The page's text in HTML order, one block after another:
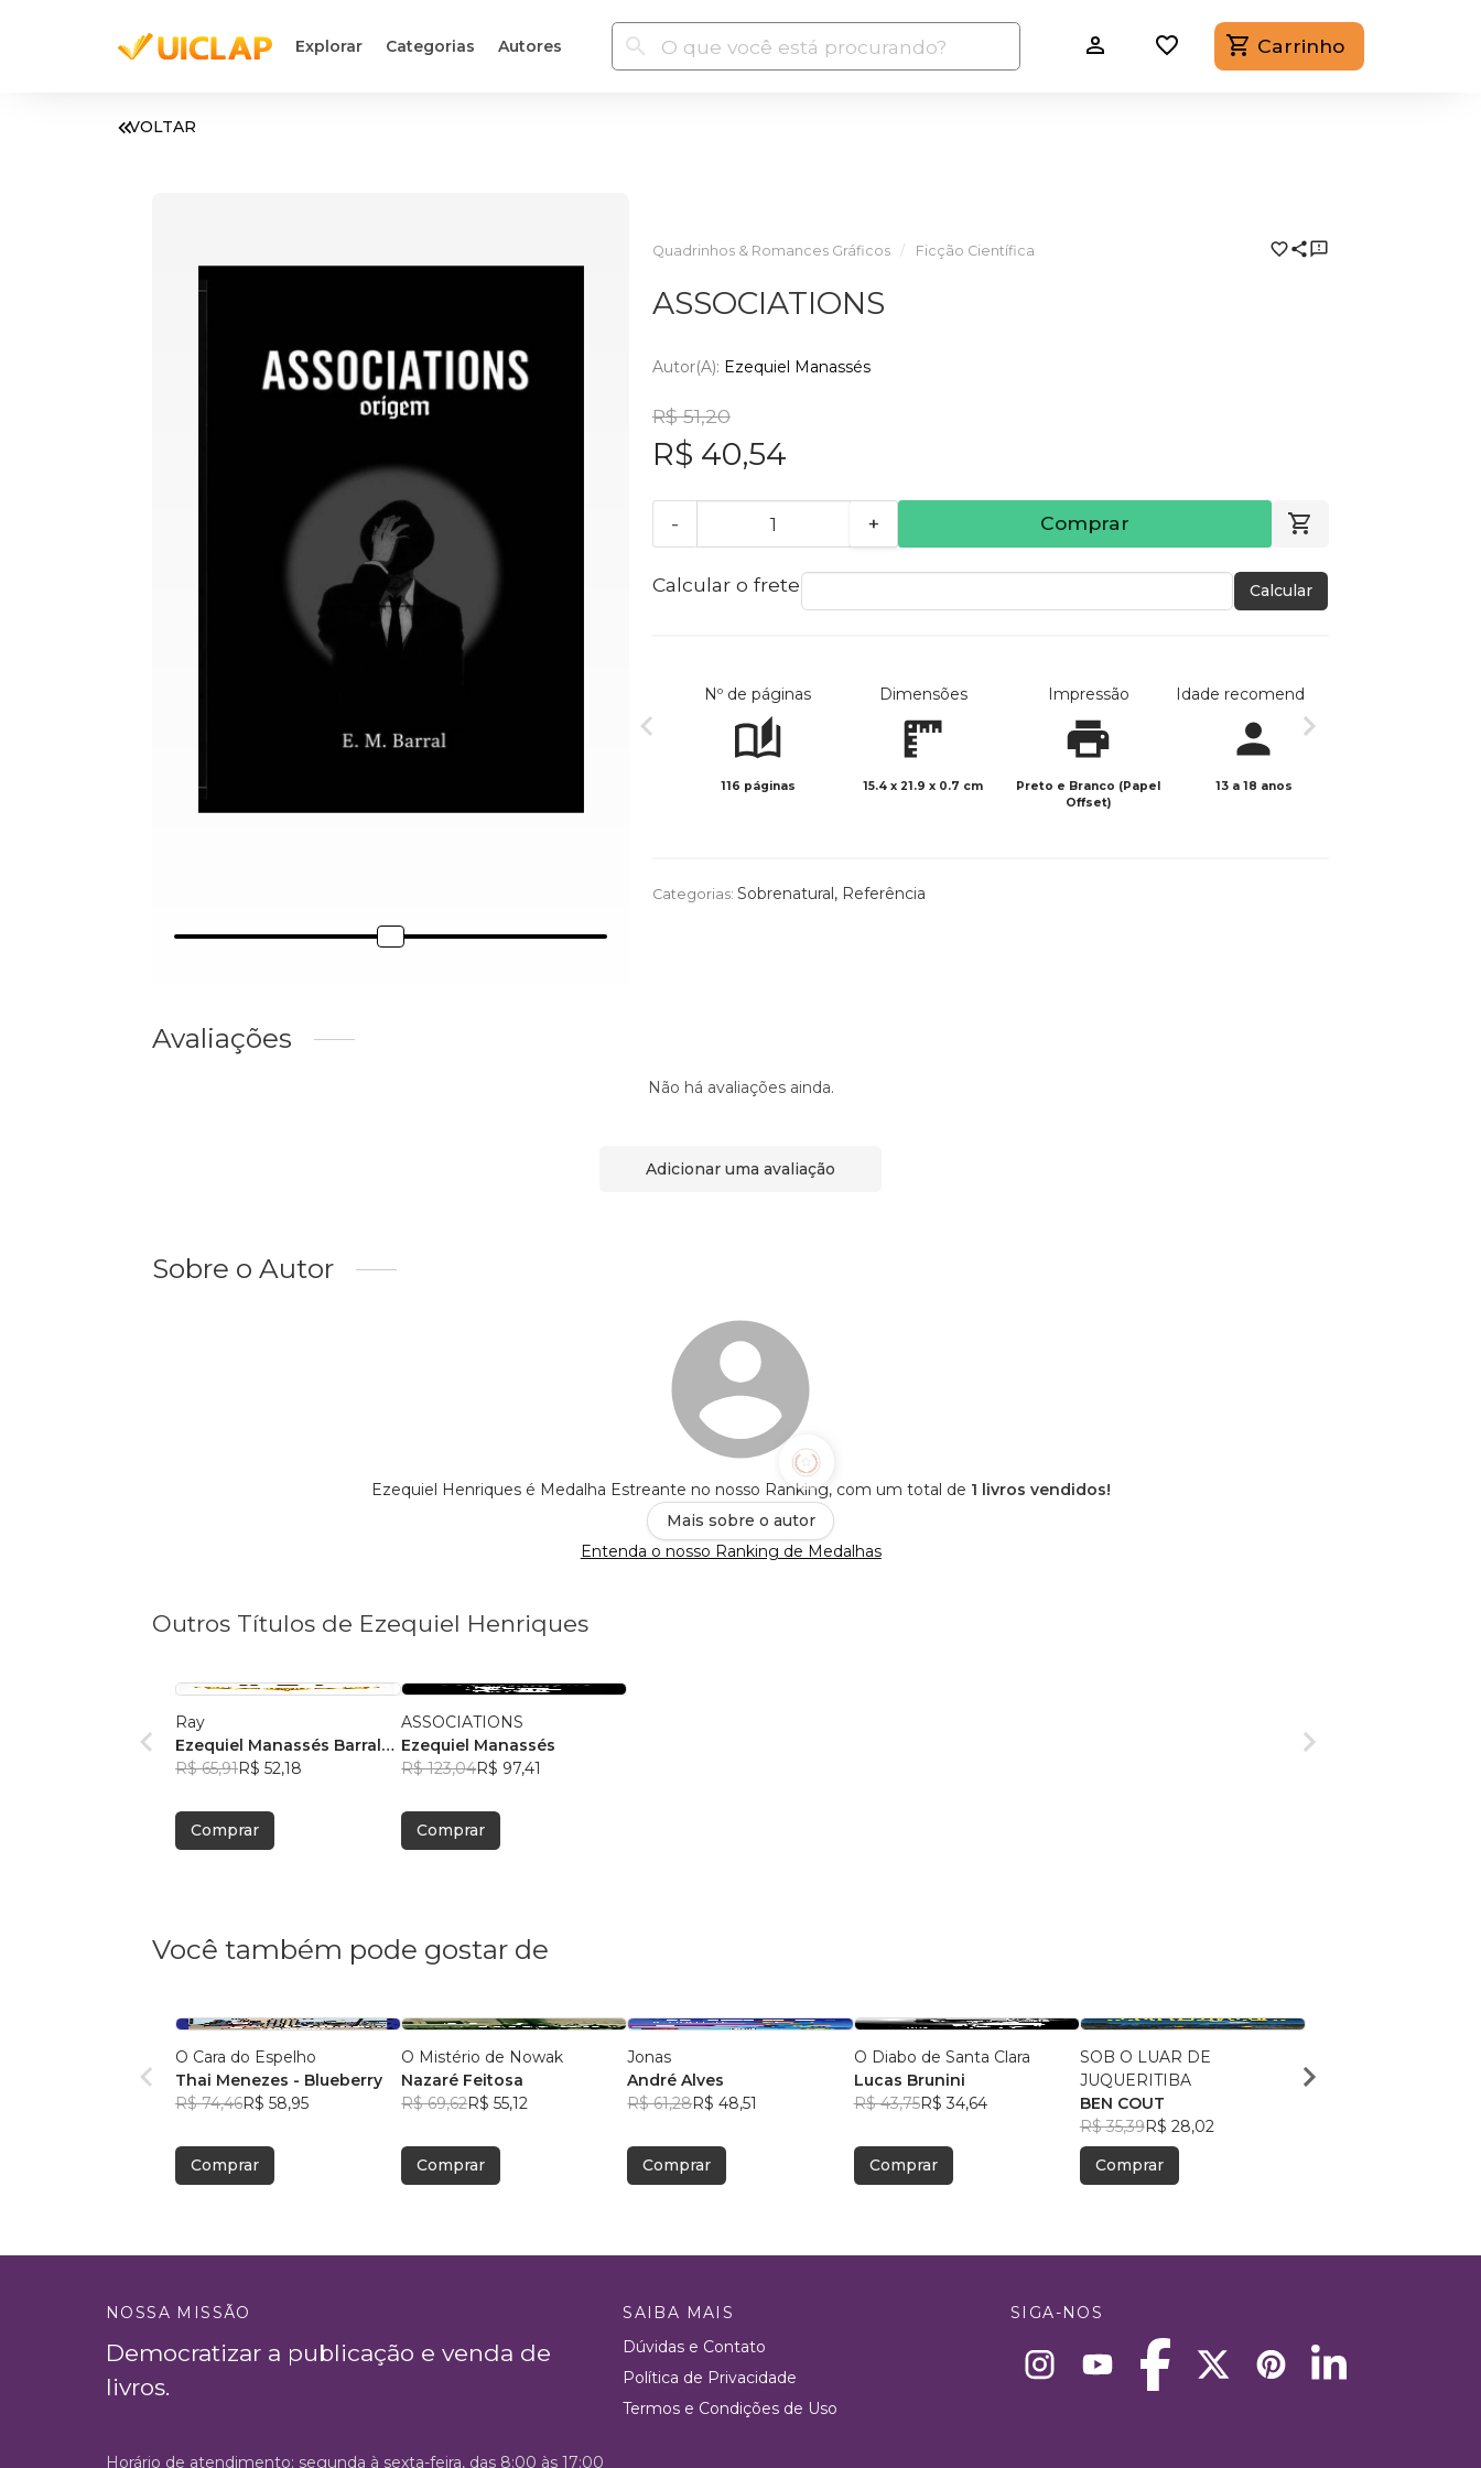
Explorar Categorias Autores Carrinho
VOLTAR
Quadrinhos & Romances Gráficos Ficção Científica
ASSOCIATIONS
Autor(a): Ezequiel Manassés
R$ 51,20
R$ 40,54
- + Comprar
Calcular o frete Calcular
Nº de páginas
116 páginas
Dimensões
15.4 x 21.9 x 0.7 cm
Impressão
Preto e Branco (Papel
Offset)
Idade recomendada
13 a 18 anos
Categorias: Sobrenatural, Referência
Avaliações
Não há avaliações ainda.
Adicionar uma avaliação
Sobre o Autor
Ezequiel Henriques é Medalha Estreante no nosso Ranking, com um total de 1 livros vendidos!
Mais sobre o autor
Entenda o nosso Ranking de Medalhas
Outros Títulos de Ezequiel Henriques
Ray
Ezequiel Manassés Barral
Henriques
R$ 65,91R$ 52,18
Comprar
ASSOCIATIONS
Ezequiel Manassés
R$ 123,04R$ 97,41
Comprar
Você também pode gostar de
O Cara do Espelho
Thai Menezes - Blueberry
R$ 74,46R$ 58,95
Comprar
O Mistério de Nowak
Nazaré Feitosa
R$ 69,62R$ 55,12
Comprar
Jonas
André Alves
R$ 61,28R$ 48,51
Comprar
O Diabo de Santa Clara
Lucas Brunini
R$ 43,75R$ 34,64
Comprar
SOB O LUAR DE
JUQUERITIBA
BEN COUT
R$ 35,39R$ 28,02
Comprar
BRASILEIRO 3
NOSSA MISSÃO
Democratizar a publicação e venda de
livros.
SAIBA MAIS
Dúvidas e Contato
Política de Privacidade
Termos e Condições de Uso
SIGA-NOS
Horário de atendimento: segunda à sexta-feira, das 8:00 às 17:00